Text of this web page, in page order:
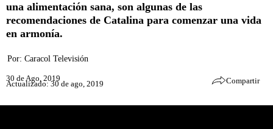
una alimentación sana, son algunas de las
recomendaciones de Catalina para comenzar una vida
en armonía.
Por: Caracol Televisión
30 de Ago, 2019
Actualizado: 30 de ago, 2019 Compartir